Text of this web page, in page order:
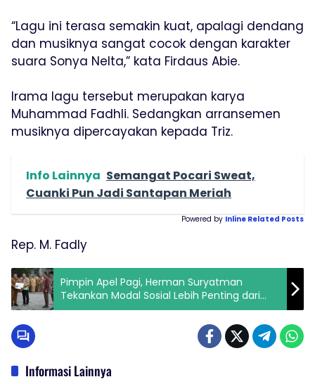
“Lagu ini terasa semakin kuat, apalagi dendang
dan musiknya sangat cocok dengan karakter
suara Sonya Nelta,” kata Firdaus Abie.
Irama lagu tersebut merupakan karya
Muhammad Fadhli. Sedangkan arransemen
musiknya dipercayakan kepada Triz.
Info Lainnya Semangat Pocari Sweat,
Cuanki Pun Jadi Santapan Meriah
Powered by Inline Related Posts
Rep. M. Fadly
Pimpin Apel Pagi, Herman Suryatman
Tekankan Modal Sosial Lebih Penting dari
pada Modal Finansial
Informasi Lainnya